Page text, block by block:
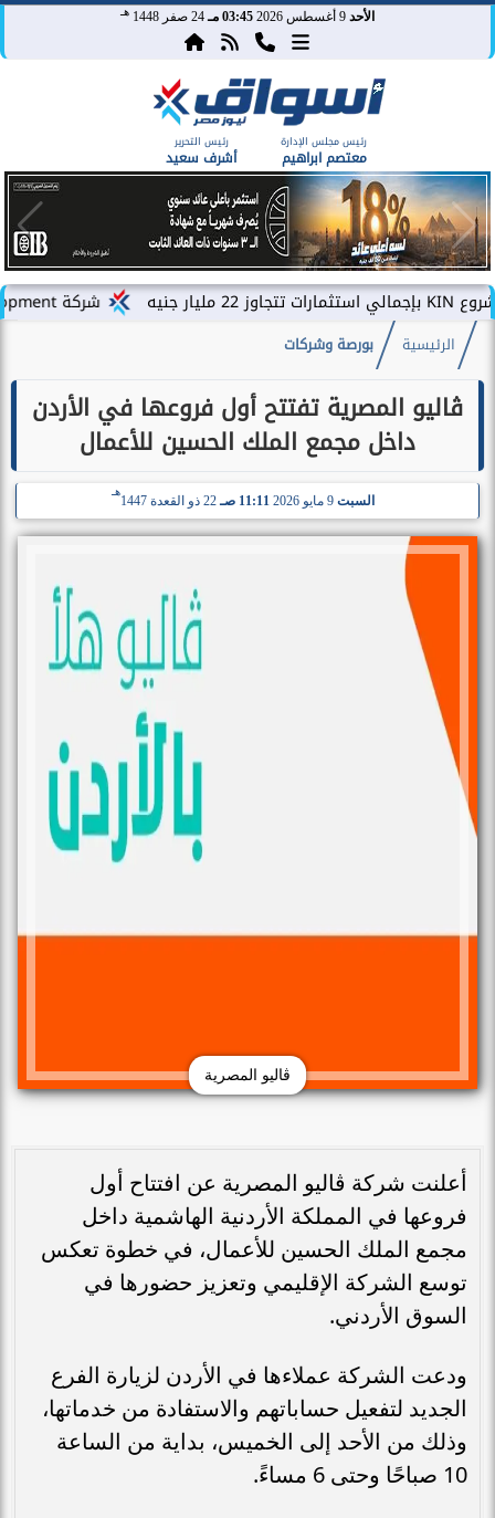
الأحد 03:45 مـ 24 صفر 1448 هـ
رئيس مجلس الإدارة
معتصم ابراهيم
رئيس التحرير
أشرف سعيد
شركة PLDG Development تفتح باب الحجز للمرحلة الثانية من مشروع «إطلالة» بمدينة...
الرئيسية بورصة وشركات
ڤاليو المصرية تفتتح أول فروعها في الأردن
داخل مجمع الملك الحسين للأعمال
السبت 11:11 صـ 22 ذو القعدة 1447
هـ
ڤاليو المصرية
أعلنت شركة ڤاليو المصرية عن افتتاح أول
فروعها في المملكة الأردنية الهاشمية داخل
مجمع الملك الحسين للأعمال، في خطوة تعكس
توسع الشركة الإقليمي وتعزيز حضورها في
السوق الأردني.
ودعت الشركة عملاءها في الأردن لزيارة الفرع
الجديد لتفعيل حساباتهم والاستفادة من خدماتها،
وذلك من الأحد إلى الخميس، بداية من الساعة
10 صباحًا وحتى 6 مساءً.